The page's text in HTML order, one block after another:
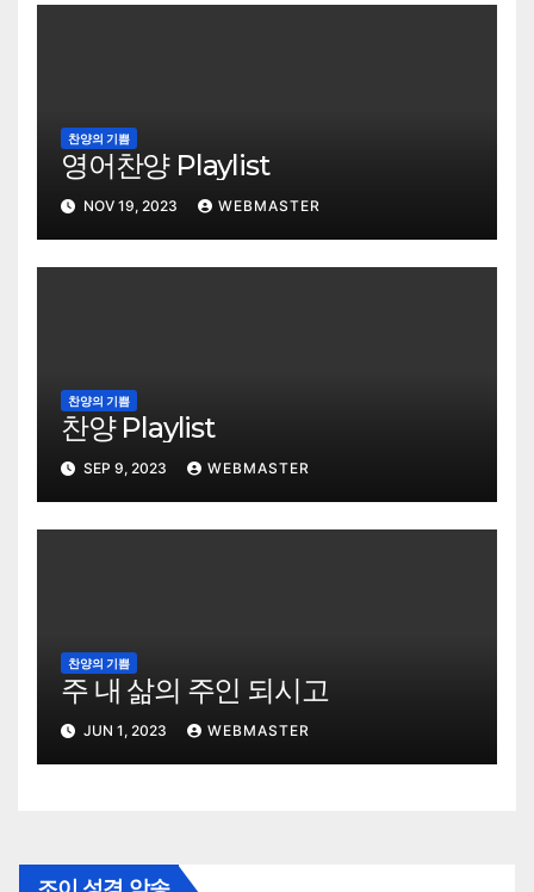
찬양의 기쁨
영어찬양 Playlist
NOV 19, 2023 WEBMASTER
찬양의 기쁨
찬양 Playlist
SEP 9, 2023 WEBMASTER
찬양의 기쁨
주 내 삶의 주인 되시고
JUN 1, 2023 WEBMASTER